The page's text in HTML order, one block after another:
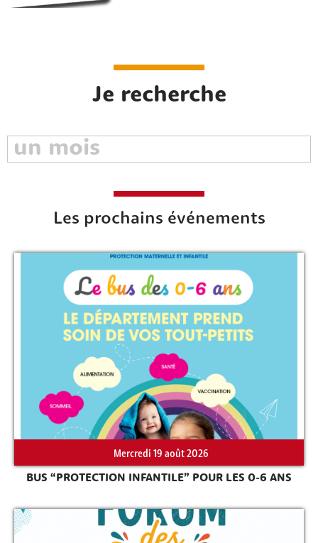
Je recherche
Les prochains événements
Mercredi 19 août 2026
BUS “PROTECTION INFANTILE” POUR LES 0-6 ANS